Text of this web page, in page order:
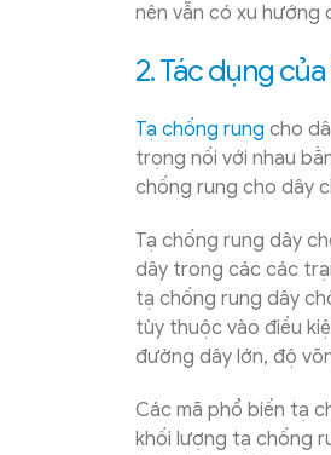
nên vẫn có xu hướng
2. Tác dụng
Tạ chống rung cho
trọng nối với nhau
chống rung cho dây
Tạ chống rung dây
dây trong các các
tạ chống rung dây
tùy thuộc vào điều
đường dây lớn, độ
Các mã phổ biến tạ
khối lượng tạ chống